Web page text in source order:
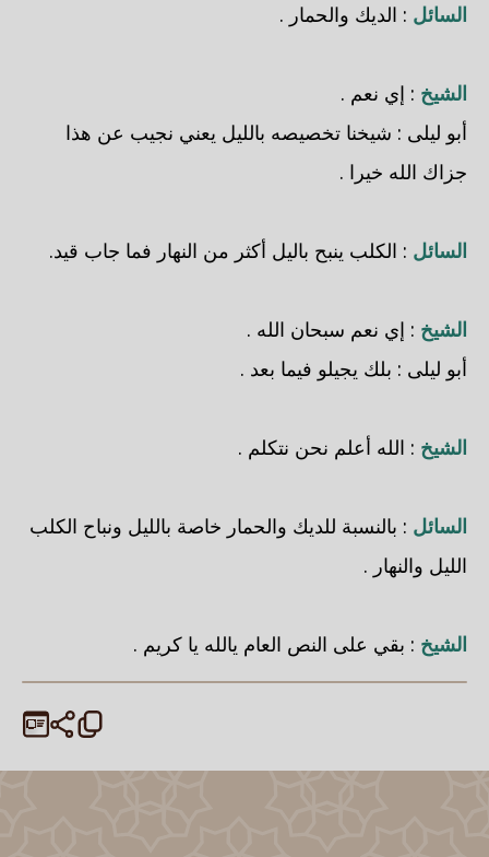
السائل : الديك والحمار .
الشيخ : إي نعم .
أبو ليلى : شيخنا تخصيصه بالليل يعني نجيب عن هذا
جزاك الله خيرا .
السائل : الكلب ينبح باليل أكثر من النهار فما جاب قيد.
الشيخ : إي نعم سبحان الله .
أبو ليلى : بلك يجيلو فيما بعد .
الشيخ : الله أعلم نحن نتكلم .
السائل : بالنسبة للديك والحمار خاصة بالليل ونباح الكلب
الليل والنهار .
الشيخ : بقي على النص العام يالله يا كريم .